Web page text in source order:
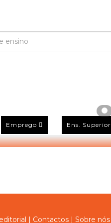
Emprego Ens. Superior
| Contactos | Sobre nós